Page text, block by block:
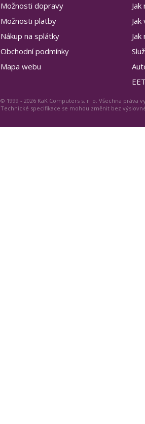
Možnosti dopravy
Možnosti platby
Nákup na splátky
Obchodní podmínky
Mapa webu
EET
© 1999 - 2026 KaK Computers s. r. o. Všechna práva
Technické specifikace se mohou změnit bez